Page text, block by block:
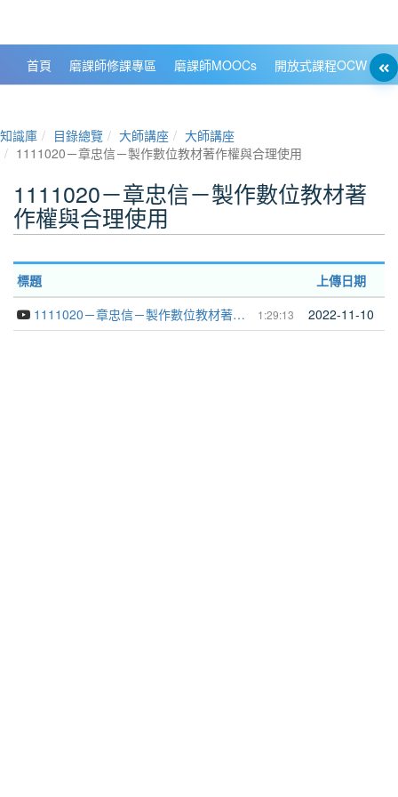
首頁 磨課師修課專區 磨課師MOOCs 開放式課程OCW
知識庫 目錄總覽 大師講座
大師講座
1111020－章忠信－製作數位教材著作權與合理使用
1111020－章忠信－製作數位教材著
作權與合理使用
標題 上傳日期
1:29:13
1111020－章忠信－製作數位教材著作權與合理使用 2022-11-10